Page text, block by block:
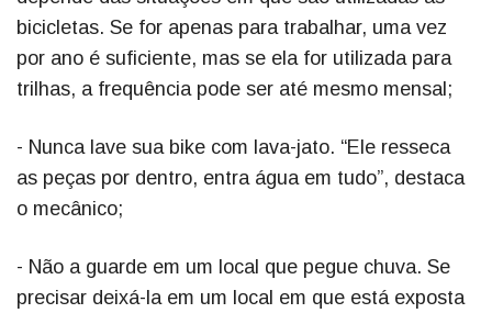
bicicletas. Se for apenas para trabalhar, uma vez
por ano é suficiente, mas se ela for utilizada para
trilhas, a frequência pode ser até mesmo mensal;
- Nunca lave sua bike com lava-jato. “Ele resseca
as peças por dentro, entra água em tudo”, destaca
o mecânico;
- Não a guarde em um local que pegue chuva. Se
precisar deixá-la em um local em que está exposta